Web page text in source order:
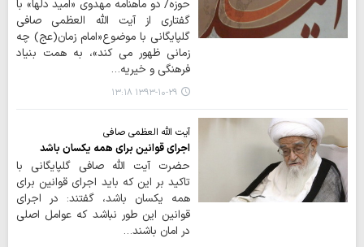
حوزه/ دو ماهنامه مهدوی «امید دلها» با
گفتاری از آیت الله العظمی صافی
گلپایگانی با موضوع«امام زمان(عج) چه
زمانی ظهور می کند»، به همت بنیاد
فرهنگی و خیریه…
۱۳۹۳-۱۰-۲۹ ۱۳:۱۸
آیت الله العظمی صافی
اجرای قوانین برای همه یکسان باشد
حضرت آیت الله صافی گلپایگانی با
تاکید بر این که باید اجرای قوانین برای
همه یکسان باشد، گفتند: در اجرای
قوانین این طور نباشد که عوامل اصلی
در امان باشند…